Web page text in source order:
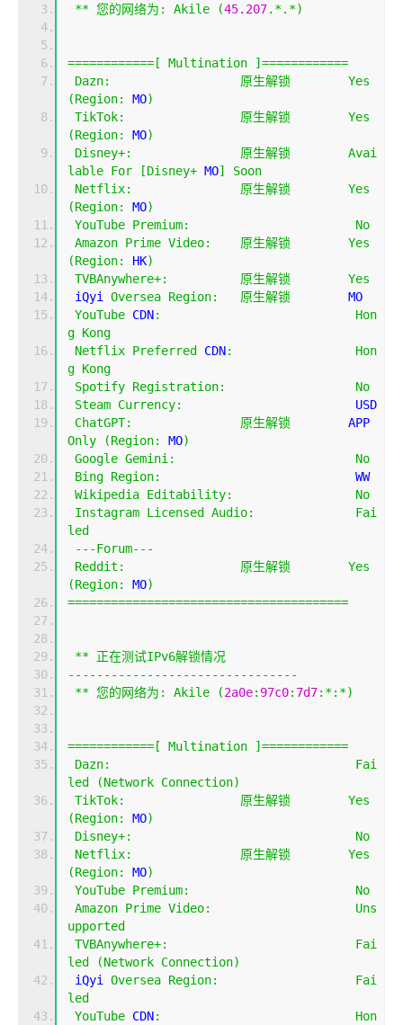
** 您的网络为: Akile (45.207.*.*)
============[ Multination
]============
Dazn: 原生解锁
Yes
(Region: MO)
TikTok: 原生解锁
Yes
(Region: MO)
Disney+: 原生解锁
Avai
lable For [Disney+ MO]
Soon
Netflix: 原生解锁
Yes
(Region: MO)
YouTube Premium:
No
Amazon Prime Video: 原生解锁
Yes
(Region: HK)
TVBAnywhere+: 原生解锁
Yes
iQyi Oversea Region: 原生解锁
        MO
YouTube CDN:
Hon
g Kong
Netflix Preferred CDN:
Hon
g Kong
Spotify Registration:
No
Steam Currency:
                        USD
ChatGPT: 原生解锁
Only
(Region: MO)
Google Gemini:
No
Bing Region:
                           WW
Wikipedia Editability:
No
Instagram Licensed Audio:
Fai
led
---Forum---
Reddit : 原生解锁
Yes
(Region: MO)
=======================================
** 正在测试IPv6解锁情况
--------------------------------
** 您的网络为: Akile (2a0e: 97c0: 7d7:*:*)
============[ Multination
]============
Dazn:
Fai
led
(Network Connection)
TikTok: 原生解锁
Yes
(Region: MO)
Disney+:
No
Netflix: 原生解锁
Yes
(Region: MO)
YouTube Premium:
No
Amazon Prime Video:
Uns
upported
TVBAnywhere+:
Fai
led
(Network Connection)
iQyi Oversea Region:
Fai
led
YouTube CDN:
Hon